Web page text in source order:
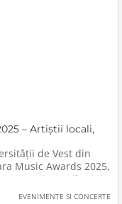
– Artiștii locali,
de Vest din
Music Awards 2025,
contribuției
din
EVENIMENTE SI CONCERTE